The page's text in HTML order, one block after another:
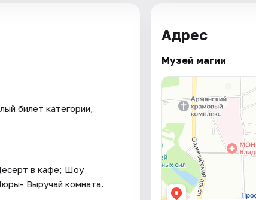
билет категории,
в кафе; Шоу
Выручай комната.
Адрес
Музей магии